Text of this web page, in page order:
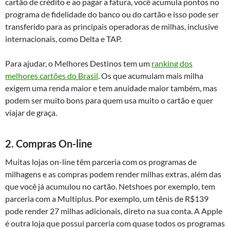
programa de fidelidade do banco ou do cartão e isso pode ser
transferido para as principais operadoras de milhas, inclusive
internacionais, como Delta e TAP.
Para ajudar, o Melhores Destinos tem um ranking dos
melhores cartões do Brasil. Os que acumulam mais milha
exigem uma renda maior e tem anuidade maior também, mas
podem ser muito bons para quem usa muito o cartão e quer
viajar de graça.
2. Compras On-line
Muitas lojas on-line têm parceria com os programas de
milhagens e as compras podem render milhas extras, além das
que você já acumulou no cartão. Netshoes por exemplo, tem
parceria com a Multiplus. Por exemplo, um tênis de R$139
pode render 27 milhas adicionais, direto na sua conta. A Apple
é outra loja que possui parceria com quase todos os programas